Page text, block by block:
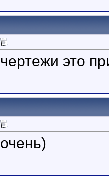
чертежи это
очень)